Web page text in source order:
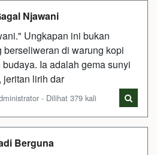
Njawani
Ungkapan ini bukan
di warung kopi
Ia adalah gema sunyi
jeritan lirih dar
- Dilihat 379 kali
Berguna